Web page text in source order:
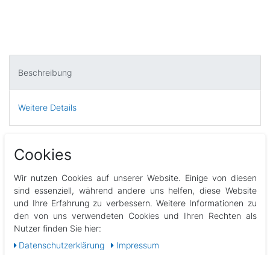
Beschreibung
Weitere Details
dich einfach und günstig in den schönen Tischtennis-Sport
auf Terrasse, im Garten, im Keller, auf dem Küchentisch oder im
Verein. Egal ob du stärken in der Offensive mit viel Spin, oder
eher weit hinter dem Tisch als Abwehrspezialist auftritts oder
der Allround Typ bist - bei uns findest du den richtigen Schläger
und viel weiteres Zubehör.
HOBBY SCHLÄGER - in diesem Tischtennis-Set du
Cookies
Wir nutzen Cookies auf unserer Website. Einige von diesen
sind essenziell, während andere uns helfen, diese Website
und Ihre Erfahrung zu verbessern. Weitere Informationen zu
den von uns verwendeten Cookies und Ihren Rechten als
Nutzer finden Sie hier:
Daten­schutz­erklärung
Impressum